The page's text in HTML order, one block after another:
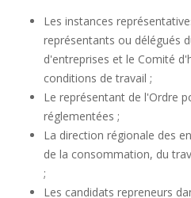
Les instances
représentants ou délégués
d'entreprises et le Comité
conditions de travail ;
Le représentant de l'Ordre
réglementées ;
La direction régionale des
de la consommation, du
;
Les candidats repreneurs